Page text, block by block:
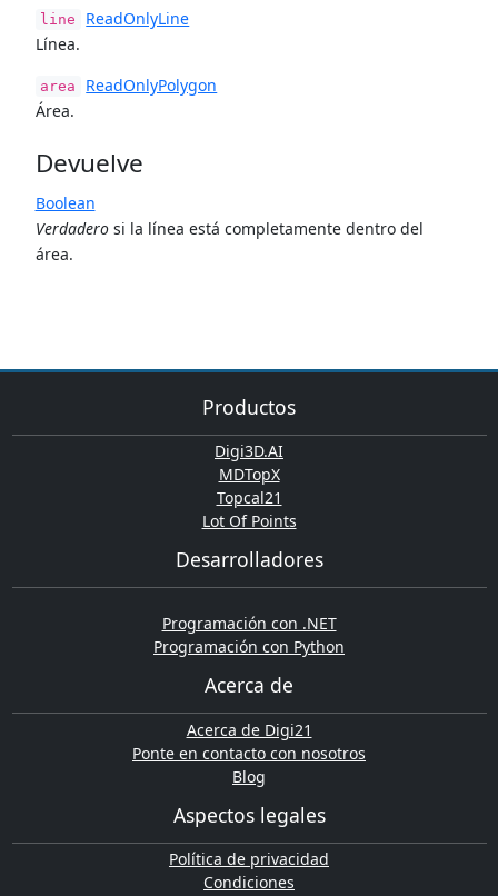
line
ReadOnlyLine
Línea.
area
ReadOnlyPolygon
Área.
Devuelve
Boolean
Verdaderosi la línea está completamente dentro del
área.
Productos
Digi3D.AI
MDTopX
Topcal21
Lot Of Points
Desarrolladores
Programación con .NET
Programación con Python
Acerca de
Acerca de Digi21
Ponte en contacto con nosotros
Blog
Aspectos legales
Política de privacidad
Condiciones